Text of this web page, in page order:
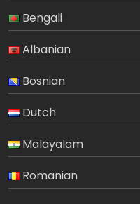
Bengali
Albanian
Bosnian
Dutch
Malayalam
Romanian